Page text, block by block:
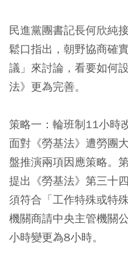
民進黨團書記長何欣純
鬆口指出，朝野協商確
議」來討論，看要如何
法》更為完善。
策略一：輪班制11小時
面對《勞基法》遭勞團
盤推演兩項因應策略。
提出《勞基法》第三十
須符合「工作特殊或特
機關商請中央主管機關
小時變更為8小時。